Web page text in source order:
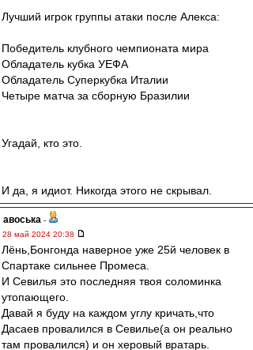
Лучший игрок группы атаки после Алекса:
Победитель клубного чемпионата мира
Обладатель кубка УЕФА
Обладатель Суперкубка Италии
Четыре матча за сборную Бразилии
Угадай, кто это.
И да, я идиот. Никогда этого не скрывал.
авоська -
28 май 2024 20:38
Лёнь,Бонгонда наверное уже 25й человек в
Спартаке сильнее Промеса.
И Севилья это последняя твоя соломинка
утопающего.
Давай я буду на каждом углу кричать,что
Дасаев провалился в Севилье(а он реально
там провалился) и он херовый вратарь.